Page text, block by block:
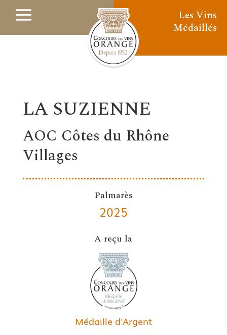
Les Vins
Médaillés
LA SUZIENNE
AOC Côtes du Rhône
Villages
Palmarès
2025
A reçu la
Médaille d'Argent